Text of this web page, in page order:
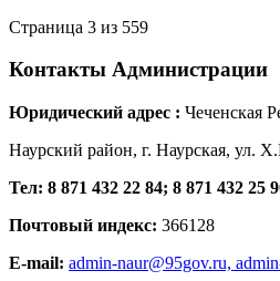
Страница 3 из 559
Контакты Администрации
Юридический адрес : Чеченская
Наурский район, г. Наурская, ул.
Тел: 8 871 432 22 84; 8 871 432 25
Почтовый индекс: 366128
E-mail: admin-naur@95gov.ru,